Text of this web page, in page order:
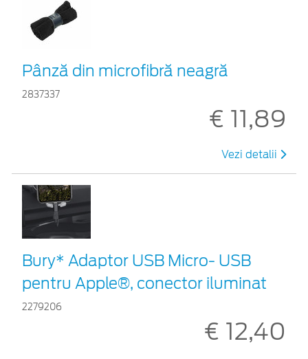
Pânză din microfibră neagră
2837337
€ 11,89
Vezi detalii
Bury* Adaptor USB Micro- USB
pentru Apple®, conector iluminat
2279206
€ 12,40